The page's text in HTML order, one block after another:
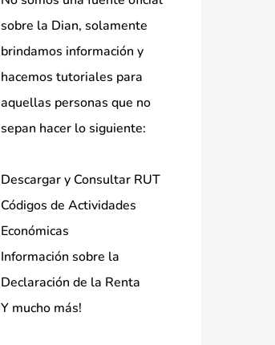
sobre la Dian, solamente
brindamos información y
hacemos tutoriales para
aquellas personas que no
sepan hacer lo siguiente:
Descargar y Consultar RUT
Códigos de Actividades
Económicas
Información sobre la
Declaración de la Renta
Y mucho más!